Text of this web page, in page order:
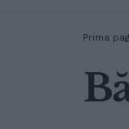
Prima